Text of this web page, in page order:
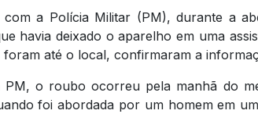
com a Polícia Militar (PM), durante a
havia deixado o aparelho em uma
foram até o local, confirmaram a
PM, o roubo ocorreu pela manhã do
foi abordada por um homem em